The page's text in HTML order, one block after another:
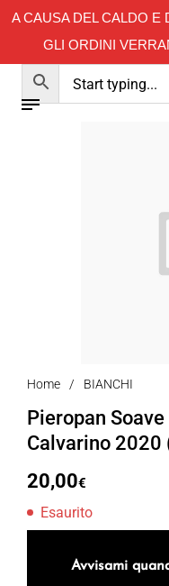
A CAUSA DEL CALDO E
GLI ORDINI
Home / BIANCHI
Pieropan Soave
Calvarino 2020
20,00€
Esaurito
Avvisami